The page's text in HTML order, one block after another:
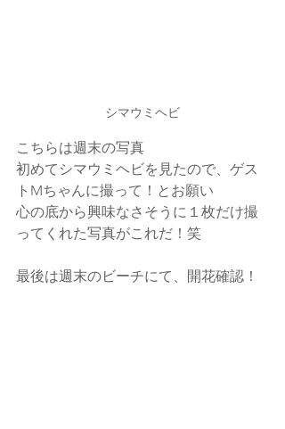
シマウミヘビ
こちらは週末の写真
初めてシマウミヘビを見たので、ゲス
トMちゃんに撮って！とお願い
心の底から興味なさそうに１枚だけ撮
ってくれた写真がこれだ！笑
最後は週末のビーチにて、開花確認！